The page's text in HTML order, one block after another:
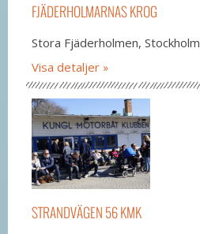
FJÄDERHOLMARNAS KROG
Stora Fjäderholmen, Stockholm
Visa detaljer
STRANDVÄGEN 56 KMK